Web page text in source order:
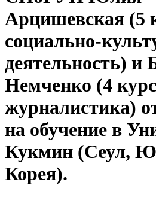
Арцишевская (5
социально-
деятельность) и
Немченко (4
журналистика)
на обучение в
Кукмин (Сеул,
Корея).